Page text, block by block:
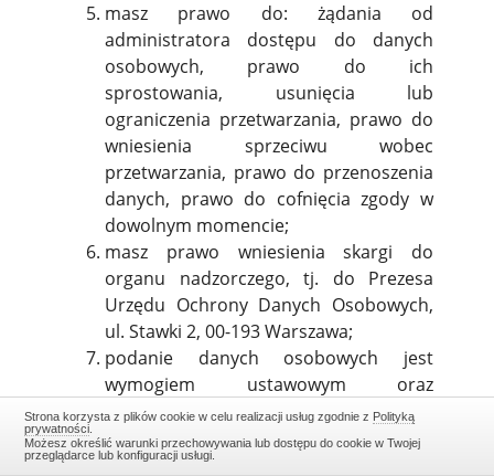
masz prawo do: żądania od
administratora dostępu do danych
osobowych, prawo do ich
sprostowania, usunięcia lub
ograniczenia przetwarzania, prawo do
wniesienia sprzeciwu wobec
przetwarzania, prawo do przenoszenia
danych, prawo do cofnięcia zgody w
dowolnym momencie;
masz prawo wniesienia skargi do
organu nadzorczego, tj. do Prezesa
Urzędu Ochrony Danych Osobowych,
ul. Stawki 2, 00-193 Warszawa;
podanie danych osobowych jest
wymogiem ustawowym oraz
warunkiem zawarcia umowy, a
niepodanie danych w zakresie
wymaganym przez administratora
Strona korzysta z plików cookie w celu realizacji usług zgodnie z Polityką
prywatności
Możesz określić warunki przechowywania lub dostępu do cookie w Twojej
przeglądarce lub konfiguracji usługi.